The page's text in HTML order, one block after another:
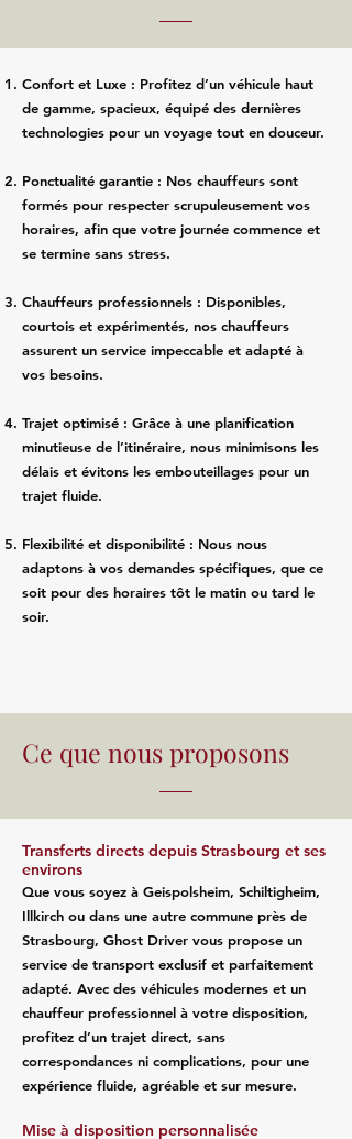
Confort et Luxe : Profitez d’un véhicule haut
de gamme, spacieux, équipé des dernières
technologies pour un voyage tout en douceur.
Ponctualité garantie : Nos chauffeurs sont
formés pour respecter scrupuleusement vos
horaires, afin que votre journée commence et
se termine sans stress.
Chauffeurs professionnels : Disponibles,
courtois et expérimentés, nos chauffeurs
assurent un service impeccable et adapté à
vos besoins.
Trajet optimisé : Grâce à une planification
minutieuse de l’itinéraire, nous minimisons les
délais et évitons les embouteillages pour un
trajet fluide.
Flexibilité et disponibilité : Nous nous
adaptons à vos demandes spécifiques, que ce
soit pour des horaires tôt le matin ou tard le
soir.
Ce que nous proposons
Transferts directs depuis Strasbourg et ses
environs
Que vous soyez à Geispolsheim, Schiltigheim,
Illkirch ou dans une autre commune près de
Strasbourg, Ghost Driver vous propose un
service de transport exclusif et parfaitement
adapté. Avec des véhicules modernes et un
chauffeur professionnel à votre disposition,
profitez d’un trajet direct, sans
correspondances ni complications, pour une
expérience fluide, agréable et sur mesure.
Mise à disposition personnalisée